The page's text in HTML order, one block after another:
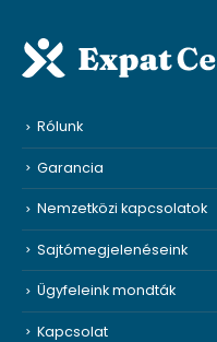
Rólunk
Garancia
Nemzetközi kapcsolatok
Sajtómegjelenéseink
Ügyfeleink mondták
Kapcsolat